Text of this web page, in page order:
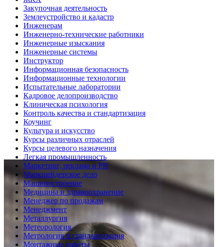
Закупочная деятельность
Землеустройство и кадастр
Инженерам
Инженерно-технические работники
Инженерные изыскания
Инженерные системы
Инструктор
Информационная безопасность
Информационные технологии
Испытательные лаборатории
Кадровое делопроизводство
Клиническая психология
Контроль качества и стандартизация
Коучинг
Культура и искусство
Курсы различных отраслей
Курсы целевого назначения
Легкая промышленность
Маркетинг, реклама и PR
Маркшейдерское дело
Машиностроение
Медицина и здравоохранение
Менеджер по продажам
Менеджмент
Металлургия
Метеорология
Метрология и стандартизация
Монтажные работы